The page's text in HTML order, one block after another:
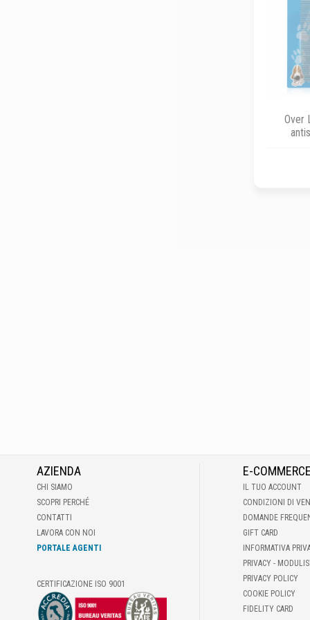
Over
AZIENDA
CHI SIAMO
SCOPRI PERCHÉ
CONTATTI
LAVORA CON NOI
PORTALE AGENTI
CERTIFICAZIONE ISO 9001
E-
IL TUO ACCOUNT
CONDIZIONI DI
DOMANDE
GIFT CARD
INFORMATIVA
PRIVACY -
PRIVACY POLICY
COOKIE POLICY
FIDELITY CARD